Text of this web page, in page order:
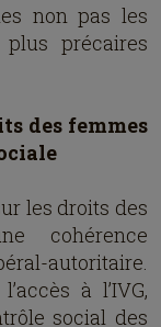
non pas les
précaires
des femmes
les droits des
cohérence
autoritaire.
à l’IVG,
social des